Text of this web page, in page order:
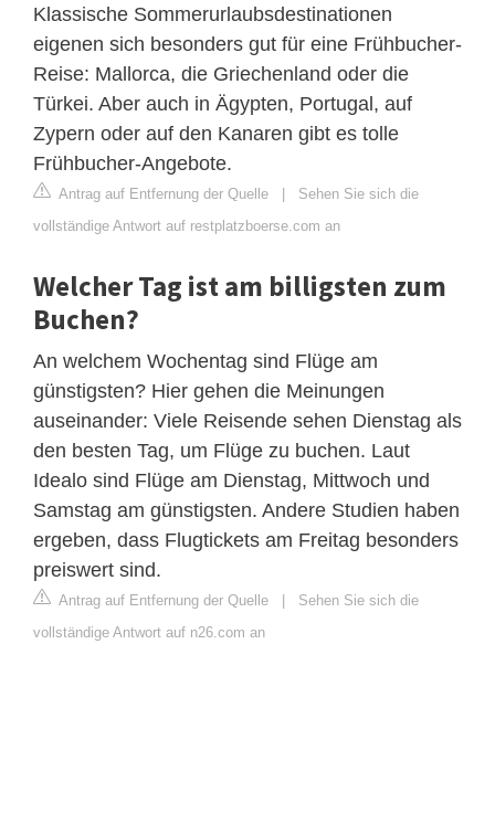
Klassische Sommerurlaubsdestinationen
eigenen sich besonders gut für eine Frühbucher-
Reise: Mallorca, die Griechenland oder die
Türkei. Aber auch in Ägypten, Portugal, auf
Zypern oder auf den Kanaren gibt es tolle
Frühbucher-Angebote.
Antrag auf Entfernung der Quelle | Sehen Sie sich die
vollständige Antwort auf restplatzboerse.com an
Welcher Tag ist am billigsten zum
Buchen?
An welchem Wochentag sind Flüge am
günstigsten? Hier gehen die Meinungen
auseinander: Viele Reisende sehen Dienstag als
den besten Tag, um Flüge zu buchen. Laut
Idealo sind Flüge am Dienstag, Mittwoch und
Samstag am günstigsten. Andere Studien haben
ergeben, dass Flugtickets am Freitag besonders
preiswert sind.
Antrag auf Entfernung der Quelle | Sehen Sie sich die
vollständige Antwort auf n26.com an